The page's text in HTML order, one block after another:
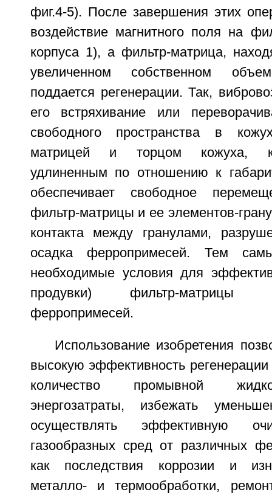
фиг.4-5). После завершения этих
воздействие магнитного поля на
корпуса 1), а фильтр-матрица,
увеличенном собственном
поддается регенерации. Так,
его встряхивание или
свободного пространства в
матрицей и торцом кожуха,
удлиненным по отношению к
обеспечивает свободное
фильтр-матрицы и ее элементов-
контакта между гранулами,
осадка ферропримесей. Тем
необходимые условия для
продувки) фильтр-матрицы
ферропримесей.
Использование изобретения
высокую эффективность регенерации
количество промывной
энергозатраты, избежать
осуществлять эффективную
газообразных сред от различных
как последствия коррозии и
металло- и термообработки,